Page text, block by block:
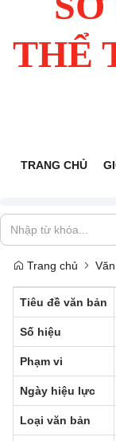
THỂ
TRANG CHỦ
Trang chủ
Tiêu đề văn bản
Số hiệu
Phạm vi
Ngày hiệu lực
Loại văn bản